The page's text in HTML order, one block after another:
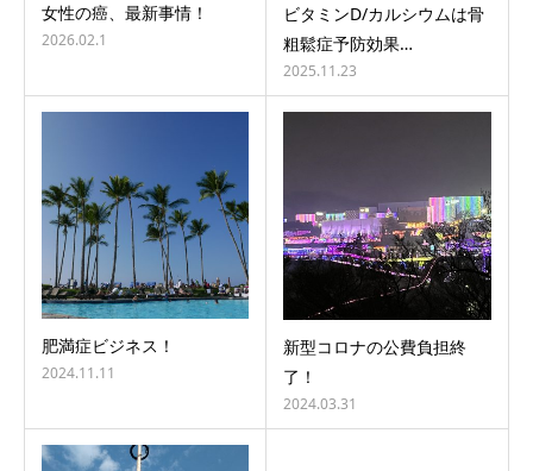
女性の癌、最新事情！
2026.02.1
ビタミンD/カルシウムは骨
粗鬆症予防効果…
2025.11.23
肥満症ビジネス！
2024.11.11
新型コロナの公費負担終
了！
2024.03.31